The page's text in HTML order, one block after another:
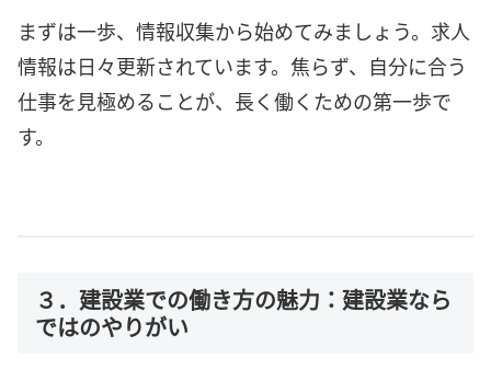
まずは一歩、情報収集から始めてみましょう。求人
情報は日々更新されています。焦らず、自分に合う
仕事を見極めることが、長く働くための第一歩で
す。
３．建設業での働き方の魅力：建設業なら
ではのやりがい